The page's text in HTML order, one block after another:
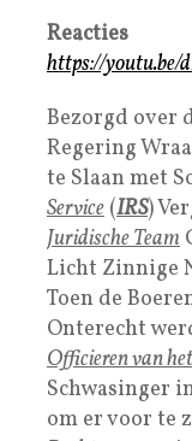
Reacties
https://youtu.be/
Bezorgd over
Regering
te Slaan met
Service (IRS)
Juridische Team
Licht Zinnige
Toen de
Onterecht
Officieren van
Schwasinger
om er voor te